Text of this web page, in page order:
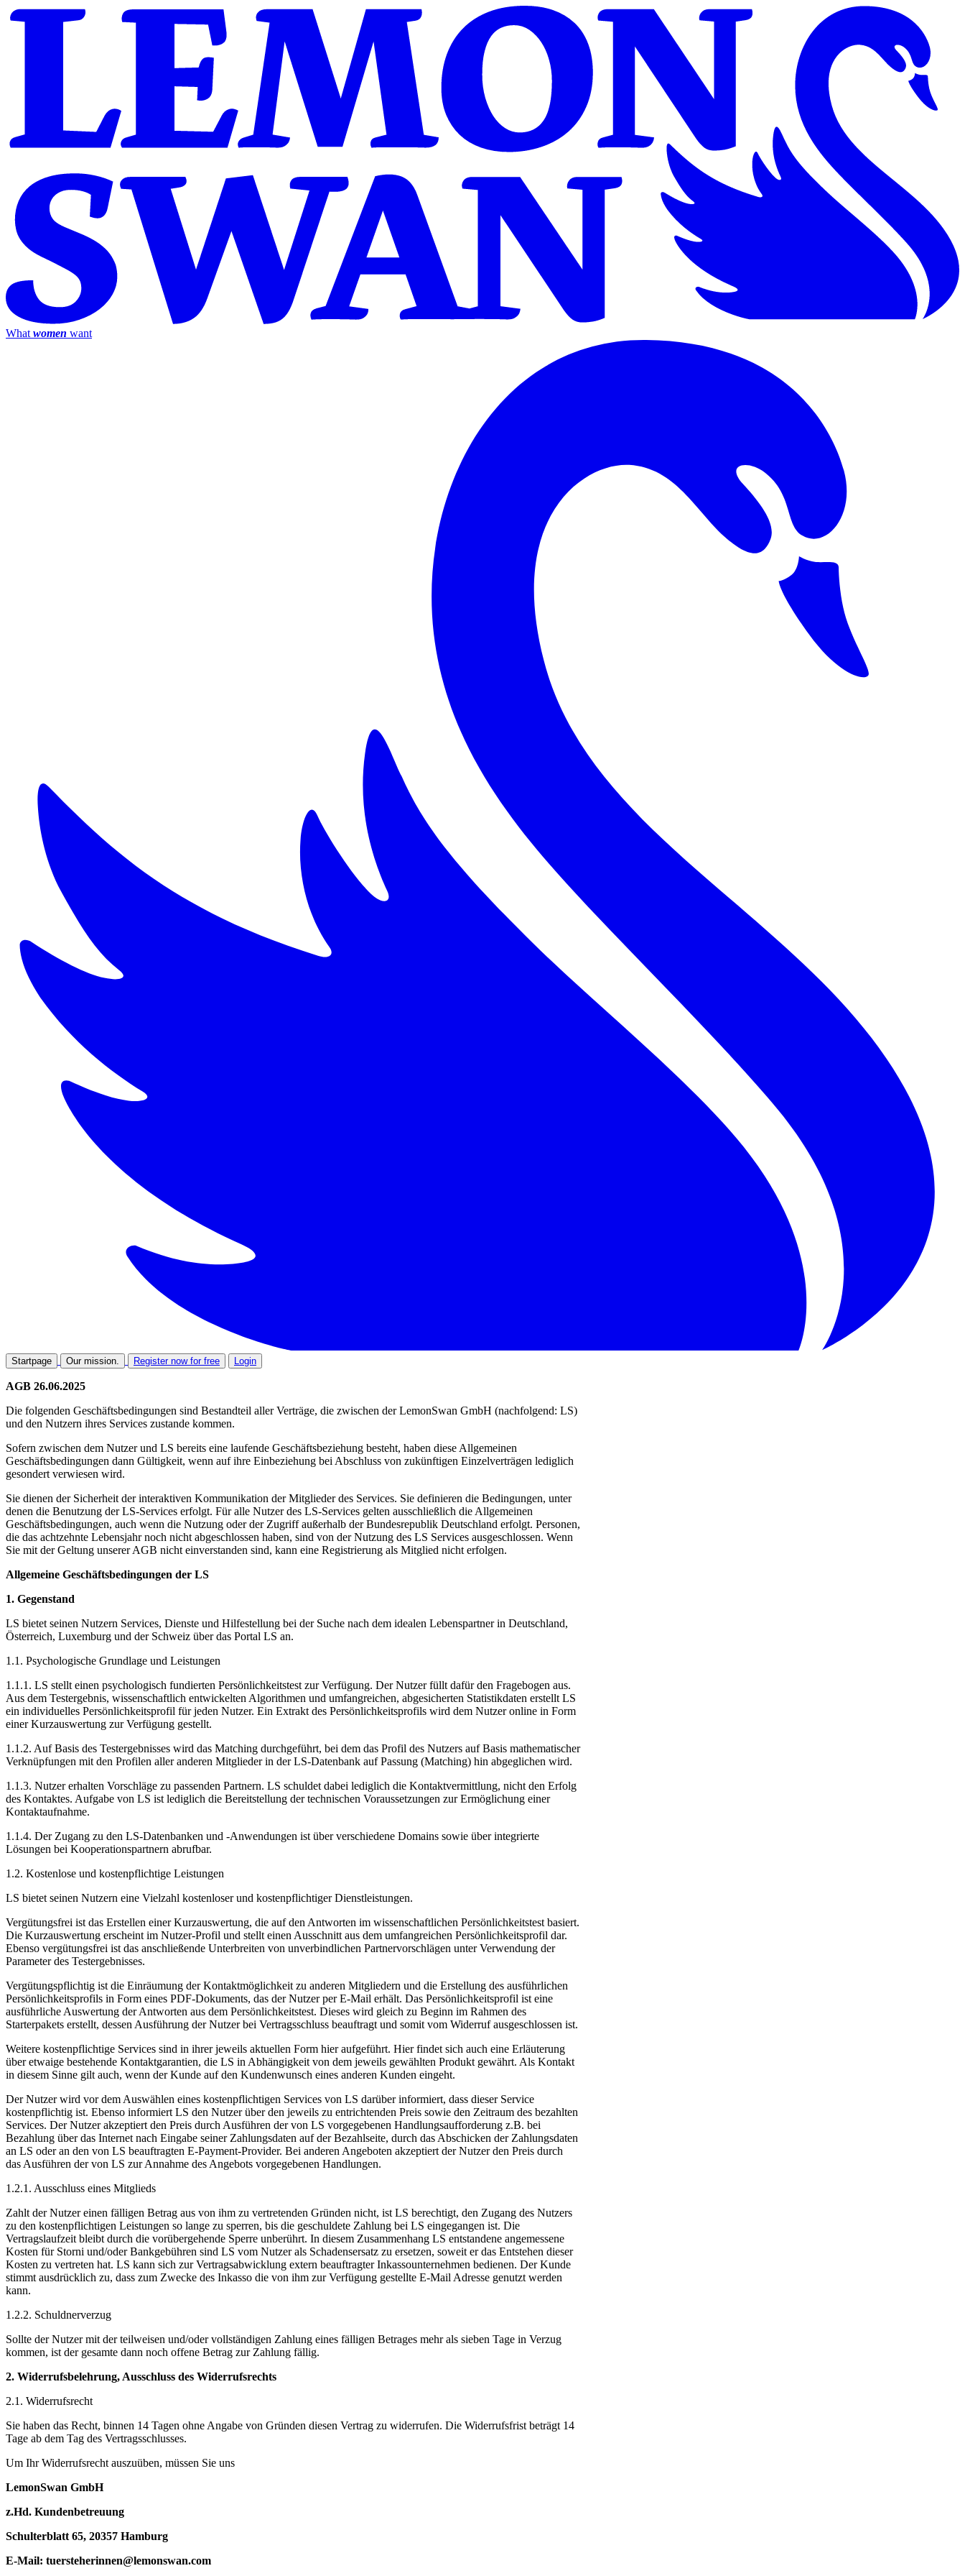
What women want
Startpage Our mission. Register now for free Login
AGB 26.06.2025
Die folgenden Geschäftsbedingungen sind Bestandteil aller Verträge, die zwischen der LemonSwan GmbH (nachfolgend: LS)
und den Nutzern ihres Services zustande kommen.
Sofern zwischen dem Nutzer und LS bereits eine laufende Geschäftsbeziehung besteht, haben diese Allgemeinen
Geschäftsbedingungen dann Gültigkeit, wenn auf ihre Einbeziehung bei Abschluss von zukünftigen Einzelverträgen lediglich
gesondert verwiesen wird.
Sie dienen der Sicherheit der interaktiven Kommunikation der Mitglieder des Services. Sie definieren die Bedingungen, unter
denen die Benutzung der LS-Services erfolgt. Für alle Nutzer des LS-Services gelten ausschließlich die Allgemeinen
Geschäftsbedingungen, auch wenn die Nutzung oder der Zugriff außerhalb der Bundesrepublik Deutschland erfolgt. Personen,
die das achtzehnte Lebensjahr noch nicht abgeschlossen haben, sind von der Nutzung des LS Services ausgeschlossen. Wenn
Sie mit der Geltung unserer AGB nicht einverstanden sind, kann eine Registrierung als Mitglied nicht erfolgen.
Allgemeine Geschäftsbedingungen der LS
1. Gegenstand
LS bietet seinen Nutzern Services, Dienste und Hilfestellung bei der Suche nach dem idealen Lebenspartner in Deutschland,
Österreich, Luxemburg und der Schweiz über das Portal LS an.
1.1. Psychologische Grundlage und Leistungen
1.1.1. LS stellt einen psychologisch fundierten Persönlichkeitstest zur Verfügung. Der Nutzer füllt dafür den Fragebogen aus.
Aus dem Testergebnis, wissenschaftlich entwickelten Algorithmen und umfangreichen, abgesicherten Statistikdaten erstellt LS
ein individuelles Persönlichkeitsprofil für jeden Nutzer. Ein Extrakt des Persönlichkeitsprofils wird dem Nutzer online in Form
einer Kurzauswertung zur Verfügung gestellt.
1.1.2. Auf Basis des Testergebnisses wird das Matching durchgeführt, bei dem das Profil des Nutzers auf Basis mathematischer
Verknüpfungen mit den Profilen aller anderen Mitglieder in der LS-Datenbank auf Passung (Matching) hin abgeglichen wird.
1.1.3. Nutzer erhalten Vorschläge zu passenden Partnern. LS schuldet dabei lediglich die Kontaktvermittlung, nicht den Erfolg
des Kontaktes. Aufgabe von LS ist lediglich die Bereitstellung der technischen Voraussetzungen zur Ermöglichung einer
Kontaktaufnahme.
1.1.4. Der Zugang zu den LS-Datenbanken und -Anwendungen ist über verschiedene Domains sowie über integrierte
Lösungen bei Kooperationspartnern abrufbar.
1.2. Kostenlose und kostenpflichtige Leistungen
LS bietet seinen Nutzern eine Vielzahl kostenloser und kostenpflichtiger Dienstleistungen.
Vergütungsfrei ist das Erstellen einer Kurzauswertung, die auf den Antworten im wissenschaftlichen Persönlichkeitstest basiert.
Die Kurzauswertung erscheint im Nutzer-Profil und stellt einen Ausschnitt aus dem umfangreichen Persönlichkeitsprofil dar.
Ebenso vergütungsfrei ist das anschließende Unterbreiten von unverbindlichen Partnervorschlägen unter Verwendung der
Parameter des Testergebnisses.
Vergütungspflichtig ist die Einräumung der Kontaktmöglichkeit zu anderen Mitgliedern und die Erstellung des ausführlichen
Persönlichkeitsprofils in Form eines PDF-Dokuments, das der Nutzer per E-Mail erhält. Das Persönlichkeitsprofil ist eine
ausführliche Auswertung der Antworten aus dem Persönlichkeitstest. Dieses wird gleich zu Beginn im Rahmen des
Starterpakets erstellt, dessen Ausführung der Nutzer bei Vertragsschluss beauftragt und somit vom Widerruf ausgeschlossen ist.
Weitere kostenpflichtige Services sind in ihrer jeweils aktuellen Form hier aufgeführt. Hier findet sich auch eine Erläuterung
über etwaige bestehende Kontaktgarantien, die LS in Abhängigkeit von dem jeweils gewählten Produkt gewährt. Als Kontakt
in diesem Sinne gilt auch, wenn der Kunde auf den Kundenwunsch eines anderen Kunden eingeht.
Der Nutzer wird vor dem Auswählen eines kostenpflichtigen Services von LS darüber informiert, dass dieser Service
kostenpflichtig ist. Ebenso informiert LS den Nutzer über den jeweils zu entrichtenden Preis sowie den Zeitraum des bezahlten
Services. Der Nutzer akzeptiert den Preis durch Ausführen der von LS vorgegebenen Handlungsaufforderung z.B. bei
Bezahlung über das Internet nach Eingabe seiner Zahlungsdaten auf der Bezahlseite, durch das Abschicken der Zahlungsdaten
an LS oder an den von LS beauftragten E-Payment-Provider. Bei anderen Angeboten akzeptiert der Nutzer den Preis durch
das Ausführen der von LS zur Annahme des Angebots vorgegebenen Handlungen.
1.2.1. Ausschluss eines Mitglieds
Zahlt der Nutzer einen fälligen Betrag aus von ihm zu vertretenden Gründen nicht, ist LS berechtigt, den Zugang des Nutzers
zu den kostenpflichtigen Leistungen so lange zu sperren, bis die geschuldete Zahlung bei LS eingegangen ist. Die
Vertragslaufzeit bleibt durch die vorübergehende Sperre unberührt. In diesem Zusammenhang LS entstandene angemessene
Kosten für Storni und/oder Bankgebühren sind LS vom Nutzer als Schadensersatz zu ersetzen, soweit er das Entstehen dieser
Kosten zu vertreten hat. LS kann sich zur Vertragsabwicklung extern beauftragter Inkassounternehmen bedienen. Der Kunde
stimmt ausdrücklich zu, dass zum Zwecke des Inkasso die von ihm zur Verfügung gestellte E-Mail Adresse genutzt werden
kann.
1.2.2. Schuldnerverzug
Sollte der Nutzer mit der teilweisen und/oder vollständigen Zahlung eines fälligen Betrages mehr als sieben Tage in Verzug
kommen, ist der gesamte dann noch offene Betrag zur Zahlung fällig.
2. Widerrufsbelehrung, Ausschluss des Widerrufsrechts
2.1. Widerrufsrecht
Sie haben das Recht, binnen 14 Tagen ohne Angabe von Gründen diesen Vertrag zu widerrufen. Die Widerrufsfrist beträgt 14
Tage ab dem Tag des Vertragsschlusses.
Um Ihr Widerrufsrecht auszuüben, müssen Sie uns
LemonSwan GmbH
z.Hd. Kundenbetreuung
Schulterblatt 65, 20357 Hamburg
E-Mail: tuersteherinnen@lemonswan.com